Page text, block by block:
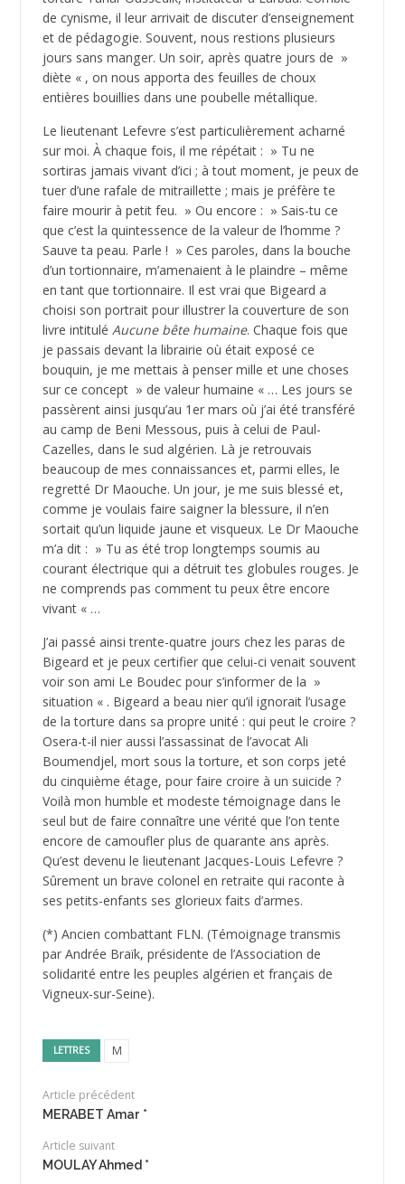
de cynisme, il leur arrivait de discuter d’enseignement
et de pédagogie. Souvent, nous restions plusieurs
jours sans manger. Un soir, après quatre jours de »
diète « , on nous apporta des feuilles de choux
entières bouillies dans une poubelle métallique.
Le lieutenant Lefevre s’est particulièrement acharné
sur moi. À chaque fois, il me répétait : » Tu ne
sortiras jamais vivant d’ici ; à tout moment, je peux de
tuer d’une rafale de mitraillette ; mais je préfère te
faire mourir à petit feu. » Ou encore : » Sais-tu ce
que c’est la quintessence de la valeur de l’homme ?
Sauve ta peau. Parle ! » Ces paroles, dans la bouche
d’un tortionnaire, m’amenaient à le plaindre – même
en tant que tortionnaire. Il est vrai que Bigeard a
choisi son portrait pour illustrer la couverture de son
livre intitulé Aucune bête humaine. Chaque fois que
je passais devant la librairie où était exposé ce
bouquin, je me mettais à penser mille et une choses
sur ce concept » de valeur humaine « … Les jours se
passèrent ainsi jusqu’au 1er mars où j’ai été transféré
au camp de Beni Messous, puis à celui de Paul-
Cazelles, dans le sud algérien. Là je retrouvais
beaucoup de mes connaissances et, parmi elles, le
regretté Dr Maouche. Un jour, je me suis blessé et,
comme je voulais faire saigner la blessure, il n’en
sortait qu’un liquide jaune et visqueux. Le Dr Maouche
m’a dit : » Tu as été trop longtemps soumis au
courant électrique qui a détruit tes globules rouges. Je
ne comprends pas comment tu peux être encore
vivant « …
J’ai passé ainsi trente-quatre jours chez les paras de
Bigeard et je peux certifier que celui-ci venait souvent
voir son ami Le Boudec pour s’informer de la »
situation « . Bigeard a beau nier qu’il ignorait l’usage
de la torture dans sa propre unité : qui peut le croire ?
Osera-t-il nier aussi l’assassinat de l’avocat Ali
Boumendjel, mort sous la torture, et son corps jeté
du cinquième étage, pour faire croire à un suicide ?
Voilà mon humble et modeste témoignage dans le
seul but de faire connaître une vérité que l’on tente
encore de camoufler plus de quarante ans après.
Qu’est devenu le lieutenant Jacques-Louis Lefevre ?
Sûrement un brave colonel en retraite qui raconte à
ses petits-enfants ses glorieux faits d’armes.
(*) Ancien combattant FLN. (Témoignage transmis
par Andrée Braïk, présidente de l’Association de
solidarité entre les peuples algérien et français de
Vigneux-sur-Seine).
LETTRES M
Article précédent
MERABET Amar *
Article suivant
MOULAY Ahmed *